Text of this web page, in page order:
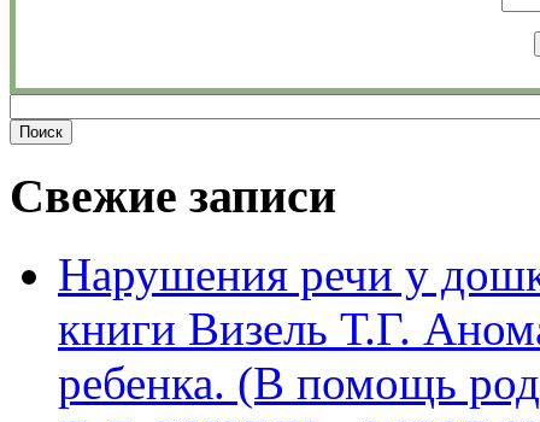
Свежие записи
Нарушения речи у
книги Визель Т.Г.
ребенка. (В помощь